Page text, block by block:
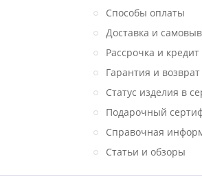
Способы оплаты
Доставка и
Рассрочка и кредит
Гарантия и возврат
Статус изделия в
Подарочный
Справочная
Статьи и обзоры